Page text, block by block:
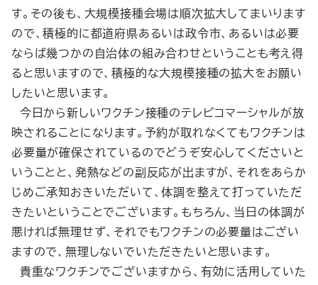
す。その後も、大規模接種会場は順次拡大してまいります
ので、積極的に都道府県あるいは政令市、あるいは必要
ならば幾つかの自治体の組み合わせということも考え得
ると思いますので、積極的な大規模接種の拡大をお願い
したいと思います。
今日から新しいワクチン接種のテレビコマーシャルが放
映されることになります。予約が取れなくてもワクチンは
必要量が確保されているのでどうぞ安心してくださいと
いうことと、発熱などの副反応が出ますが、それをあらか
じめご承知おきいただいて、体調を整えて打っていただ
きたいということでございます。もちろん、当日の体調が
悪ければ無理せず、それでもワクチンの必要量はござい
ますので、無理しないでいただきたいと思います。
貴重なワクチンでございますから、有効に活用していた